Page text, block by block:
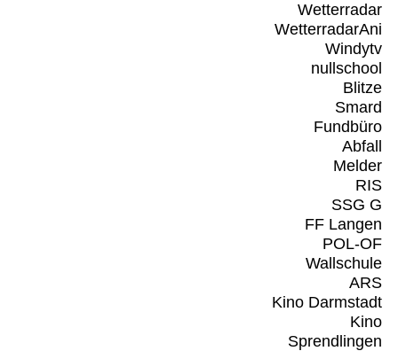
Wetterradar
WetterradarAni
Windytv
nullschool
Blitze
Smard
Fundbüro
Abfall
Melder
RIS
SSG G
FF Langen
POL-OF
Wallschule
ARS
Kino Darmstadt
Kino
Sprendlingen